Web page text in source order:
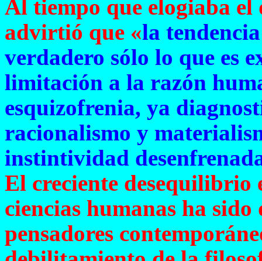
Al tiempo que elogiaba
advirtió que «la
verdadero sólo lo que es
limitación a la razón
esquizofrenia, ya
racionalismo y
instintividad
El creciente desequilibrio
ciencias humanas ha
pensadores